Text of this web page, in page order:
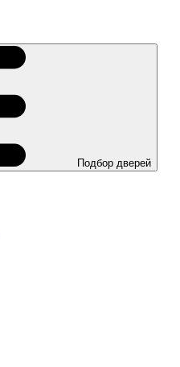
Подбор дверей